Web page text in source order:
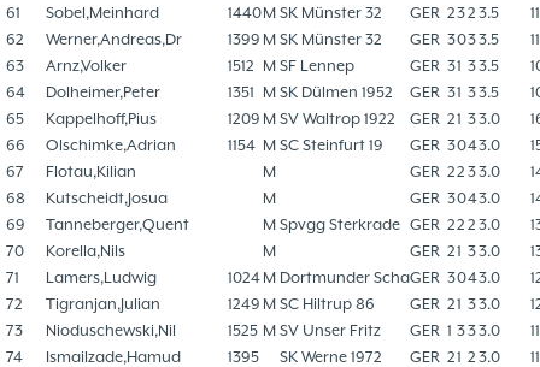
61
Sobel,Meinhard 1440M SK Münster 32 GER 232 3.5
62
Werner,Andreas,Dr 1399 M SK Münster 32 GER 3033.5
63
Arnz,Volker 1512 M SF Lennep GER 31 33.5
64
Dolheimer,Peter 1351 M SK Dülmen 1952 GER 31 33.5
65
Kappelhoff,Pius 1209 M SV Waltrop 1922 GER 21 33.0
66
Olschimke,Adrian 1154 M SC Steinfurt 19 GER 3043.0
67
Flotau,Kilian M GER 22 33.0
68
Kutscheidt,Josua M GER 3043.0
69
Tanneberger,Quent M Spvgg Sterkrade GER 22 2 3.0
70
Korella,Nils M GER 21 33.0
71
Lamers,Ludwig 1024 M Dortmunder SchaGER 3043.0
72
Tigranjan,Julian 1249 M SC Hiltrup 86 GER 21 33.0
73
Nioduschewski,Nil 1525 M SV Unser Fritz GER 1 333.0
74
Ismailzade,Hamud 1395 SK Werne 1972 GER 21 2 3.0